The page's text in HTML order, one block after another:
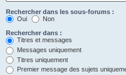
Rechercher dans les sous-forums :
Oui
Non
Rechercher dans :
Titres et messages
Messages uniquement
Titres uniquement
Premier message des sujets